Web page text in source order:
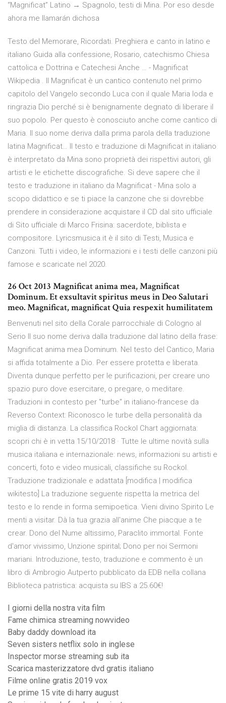
“Magnificat” Latino → Spagnolo, testi di Mina. Por eso desde
ahora me llamarán dichosa
Testo del Memorare, Ricordati. Preghiera e canto in latino e
italiano Guida alla confessione, Rosario, catechismo Chiesa
cattolica e Dottrina e Catechesi Anche … - Magnificat
Wikipedia . Il Magnificat è un cantico contenuto nel primo
capitolo del Vangelo secondo Luca con il quale Maria loda e
ringrazia Dio perché si è benignamente degnato di liberare il
suo popolo. Per questo è conosciuto anche come cantico di
Maria. Il suo nome deriva dalla prima parola della traduzione
latina Magnificat… Il testo e traduzione di Magnificat in italiano
è interpretato da Mina sono proprietà dei rispettivi autori, gli
artisti e le etichette discografiche. Si deve sapere che il
testo e traduzione in italiano da Magnificat - Mina solo a
scopo didattico e se ti piace la canzone che si dovrebbe
prendere in considerazione acquistare il CD dal sito ufficiale
di Sito ufficiale di Marco Frisina: sacerdote, biblista e
compositore. Lyricsmusica.it è il sito di Testi, Musica e
Canzoni. Tutti i video, le informazioni e i testi delle canzoni più
famose e scaricate nel 2020.
26 Oct 2013 Magnificat anima mea, Magnificat
Dominum. Et exsultavit spiritus meus in Deo Salutari
meo. Magnificat, magnificat Quia respexit humilitatem
Benvenuti nel sito della Corale parrocchiale di Cologno al
Serio Il suo nome deriva dalla traduzione dal latino della frase:
Magnificat anima mea Dominum. Nel testo del Cantico, Maria
si affida totalmente a Dio. Per essere protetta e liberata.
Diventa dunque perfetto per le purificazioni, per creare uno
spazio puro dove esercitare, o pregare, o meditare.
Traduzioni in contesto per "turbe" in italiano-francese da
Reverso Context: Riconosco le turbe della personalità da
miglia di distanza. La classifica Rockol Chart aggiornata:
scopri chi è in vetta 15/10/2018 · Tutte le ultime novità sulla
musica italiana e internazionale: news, informazioni su artisti e
concerti, foto e video musicali, classifiche su Rockol.
Traduzione tradizionale e adattata [modifica | modifica
wikitesto] La traduzione seguente rispetta la metrica del
testo e lo rende in forma semipoetica. Vieni divino Spirito Le
menti a visitar. Dà la tua grazia all'anime Che piacque a te
crear. Dono del Nume altissimo, Paraclito immortal. Fonte
d'amor vivissimo, Unzione spirital; Dono per noi Sermoni
mariani. Introduzione, testo, traduzione e commento è un
libro di Ambrogio Autperto pubblicato da EDB nella collana
Biblioteca patristica: acquista su IBS a 25.60€!
I giorni della nostra vita film
Fame chimica streaming nowvideo
Baby daddy download ita
Seven sisters netflix solo in inglese
Inspector morse streaming sub ita
Scarica masterizzatore dvd gratis italiano
Filme online gratis 2019 vox
Le prime 15 vite di harry august